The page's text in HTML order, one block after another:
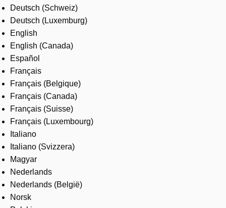
Where to buy
Contact us
Careers
Deutsch (Schweiz)
Deutsch (Luxemburg)
English
English (Canada)
Español
Français
Français (Belgique)
Français (Canada)
Français (Suisse)
Français (Luxembourg)
Italiano
Italiano (Svizzera)
Magyar
Nederlands
Nederlands (België)
Norsk